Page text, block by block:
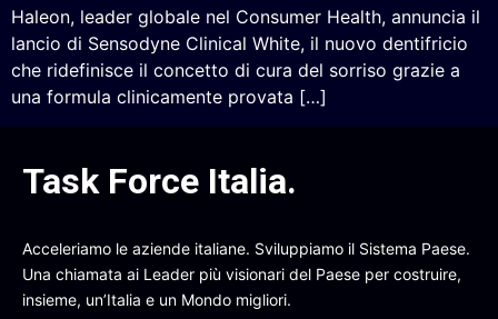
Haleon, leader globale nel Consumer Health, annuncia il
lancio di Sensodyne Clinical White, il nuovo dentifricio
che ridefinisce il concetto di cura del sorriso grazie a
una formula clinicamente provata […]
Task Force Italia.
Acceleriamo le aziende italiane. Sviluppiamo il Sistema Paese.
Una chiamata ai Leader più visionari del Paese per costruire,
insieme, un’Italia e un Mondo migliori.